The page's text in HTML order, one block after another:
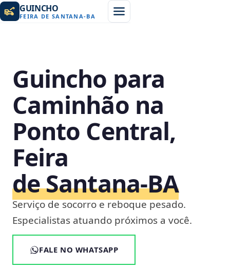
GUINCHO
FEIRA DE SANTANA-BA
Guincho para
Caminhão na
Ponto Central,
Feira
de Santana‑BA
Serviço de socorro e reboque pesado.
Especialistas atuando próximos a você.
FALE NO WHATSAPP